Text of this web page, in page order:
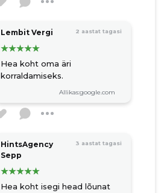
Lembit Vergi 2 aastat tagasi
Hea koht oma äri
korraldamiseks.
Allikas:google.com
HintsAgency
Sepp
3 aastat tagasi
Hea koht isegi head lõunat